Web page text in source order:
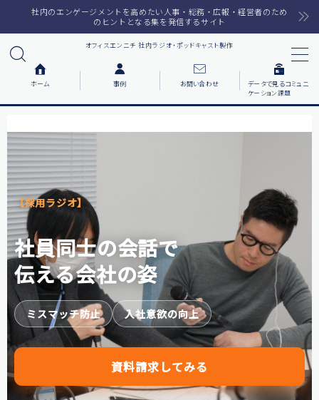
社内のエンゲージメントを高めたい人事・総務・広報・経営者のため
のヒントとなる集を発信するサイト
オフィスエンニチ 社内ラジオ・ポッドキャスト製作
MENU
ラジオメルマガ
サービス一覧
番組で紹介した音楽
事例について知りたい
各社の動機をまとめました
お客様の声をまとめました
【神戸製鋼所様】
【住友ゴム工業様①】
【住友ゴム工業様②】
ホーム 事例 お問い合わせ
データで見るコミュニ
ケーション課題
【採用ラジオ】
社員同士の会話で
伝える会社の姿
ミスマッチ防止 入社意欲の向上
資料請求してみる